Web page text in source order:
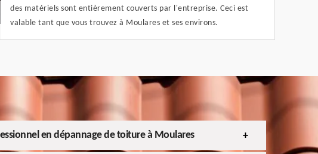
des matériels sont entièrement couverts par l'entreprise. Ceci est
valable tant que vous trouvez à Moulares et ses environs.
en dépannage de toiture à Moulares